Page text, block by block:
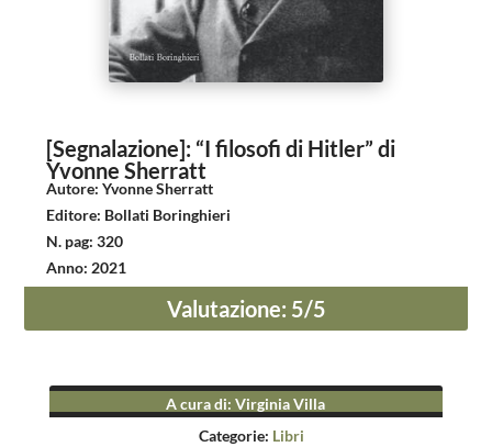
[Segnalazione]: “I filosofi di Hitler” di
Yvonne Sherratt
Autore:Yvonne Sherratt
Editore: Bollati Boringhieri
N. pag:320
Anno: 2021
Valutazione: 5/5
A cura di:Virginia Villa
Categorie: Libri